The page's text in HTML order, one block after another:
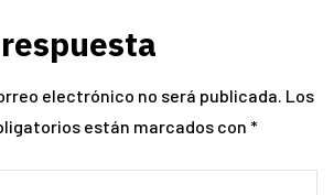
electrónico no será publicada. Los
están marcados con *